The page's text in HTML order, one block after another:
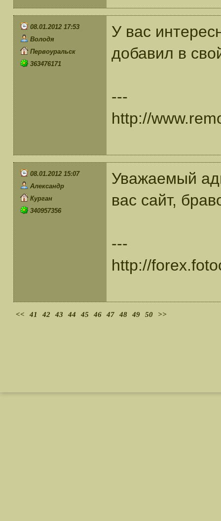
08.01.2012 17:53
Володя
Первоуральск
363476171
У вас
добавил в
---
http://
08.01.2012 15:07
Александр
Курган
340957356
Уважаемый
вас сайт,
---
http://
<< 41 42 43 44 45 46 47 48 49 50 >>